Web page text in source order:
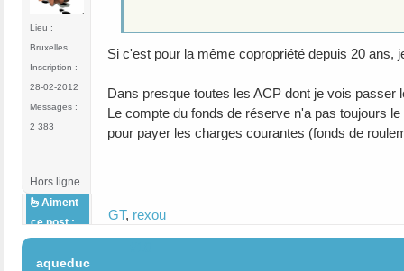
Lieu :
Bruxelles
Inscription :
28-02-2012
Messages :
2 383
Si c'est pour la même copropriété depuis 20 ans,
Dans presque toutes les ACP dont je vois
Le compte du fonds de réserve n'a pas toujours
pour payer les charges courantes (fonds de
Hors ligne
Aiment
ce post :
GT, rexou
aqueduc